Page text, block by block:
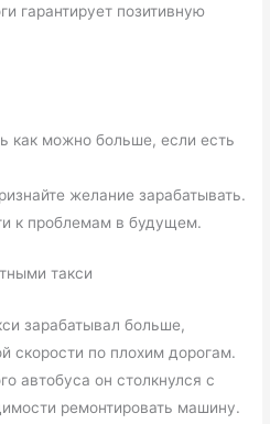
гарантирует позитивную
как можно больше, если есть
желание зарабатывать.
к проблемам в будущем.
такси
зарабатывал больше,
скорости по плохим дорогам.
автобуса он столкнулся с
ремонтировать машину.